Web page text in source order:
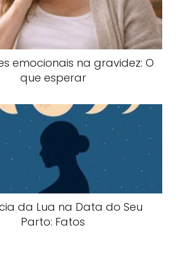
emocionais na gravidez: O
que esperar
da Lua na Data do Seu
Parto: Fatos